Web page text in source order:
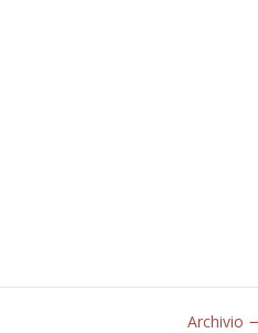
Archivio